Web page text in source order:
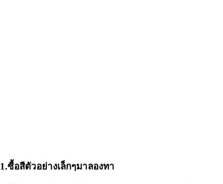
1.ซื้อสีตัวอย่างเล็กๆมาลองทา